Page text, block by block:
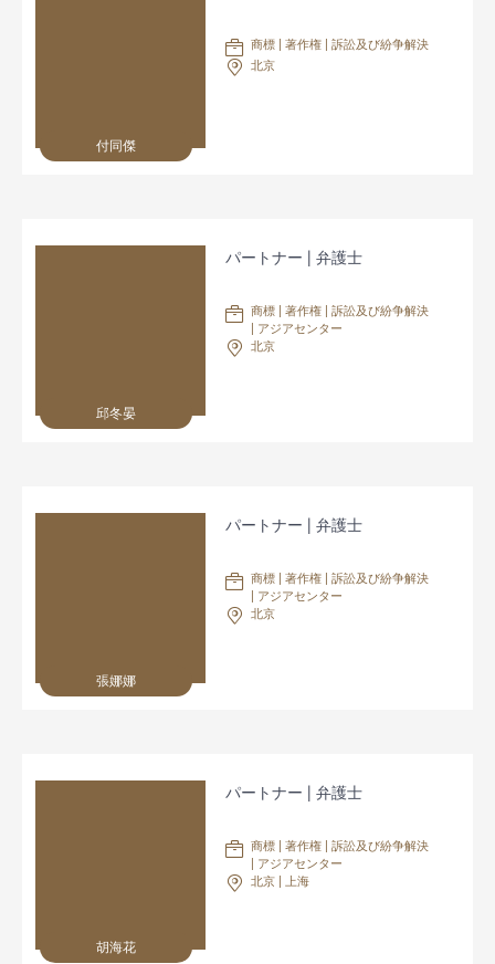
付同傑
商標 | 著作権 | 訴訟及び紛争解決
北京
邱冬晏
パートナー | 弁護士
商標 | 著作権 | 訴訟及び紛争解決
| アジアセンター
北京
張娜娜
パートナー | 弁護士
商標 | 著作権 | 訴訟及び紛争解決
| アジアセンター
北京
胡海花
パートナー | 弁護士
商標 | 著作権 | 訴訟及び紛争解決
| アジアセンター
北京 | 上海